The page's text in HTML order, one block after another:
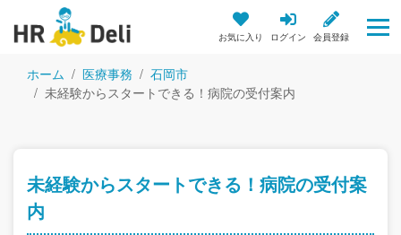
お気に入り ログイン 会員登録
ホーム 医療事務
石岡市
未経験からスタートできる！病院の受付案内
未経験からスタートできる！病院の受付案
内